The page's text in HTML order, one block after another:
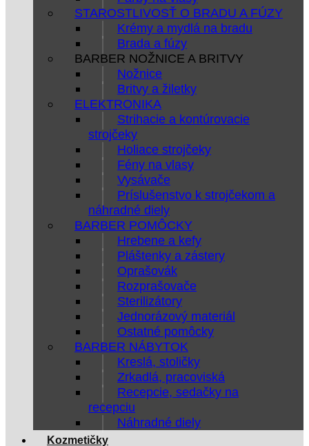
STAROSTLIVOSŤ O BRADU A FÚZY
Krémy a mydlá na bradu
Brada a fúzy
BARBER NOŽNICE A BRITVY
Nožnice
Britvy a žiletky
ELEKTRONIKA
Strihacie a kontúrovacie
strojčeky
Holiace strojčeky
Fény na vlasy
Vysávače
Príslušenstvo k strojčekom a
náhradné diely
BARBER POMÔCKY
Hrebene a kefy
Pláštenky a zástery
Oprašovák
Rozprašovače
Sterilizátory
Jednorázový materiál
Ostatné pomôcky
BARBER NÁBYTOK
Kreslá, stoličky
Zrkadlá, pracoviská
Recepcie, sedačky na
recepciu
Náhradné diely
Kozmetičky